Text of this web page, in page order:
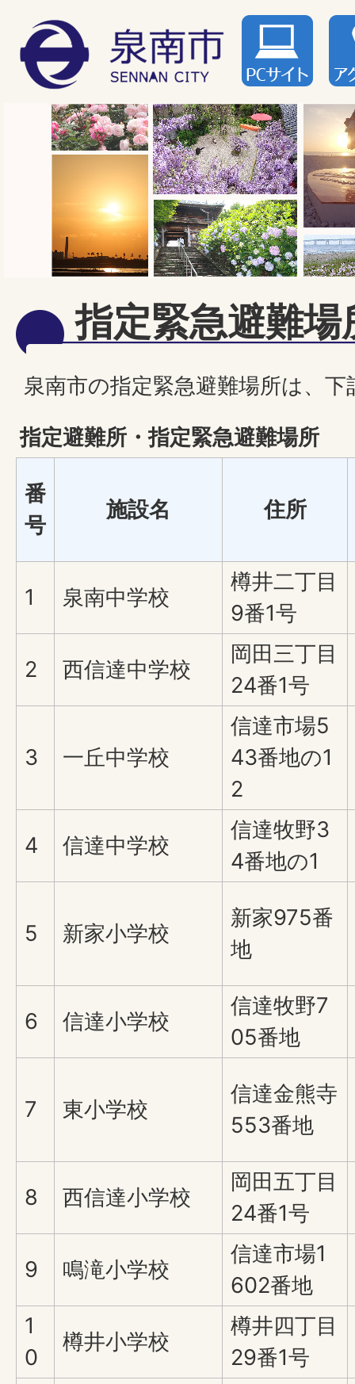
指定緊急避難場
泉南市の指定緊急避難場所は、
指定避難所・指定緊急避難場所
番
号
施設名 住所
1 泉南中学校
樽井二丁目
9番1号
2 西信達中学校
岡田三丁目
24番1号
3 一丘中学校
信達市場5
43番地の1
2
4 信達中学校
信達牧野3
4番地の1
5 新家小学校
新家975番
地
6 信達小学校
信達牧野7
05番地
7 東小学校
信達金熊寺
553番地
8 西信達小学校
岡田五丁目
24番1号
9 鳴滝小学校
信達市場1
602番地
1
0
樽井小学校
樽井四丁目
29番1号